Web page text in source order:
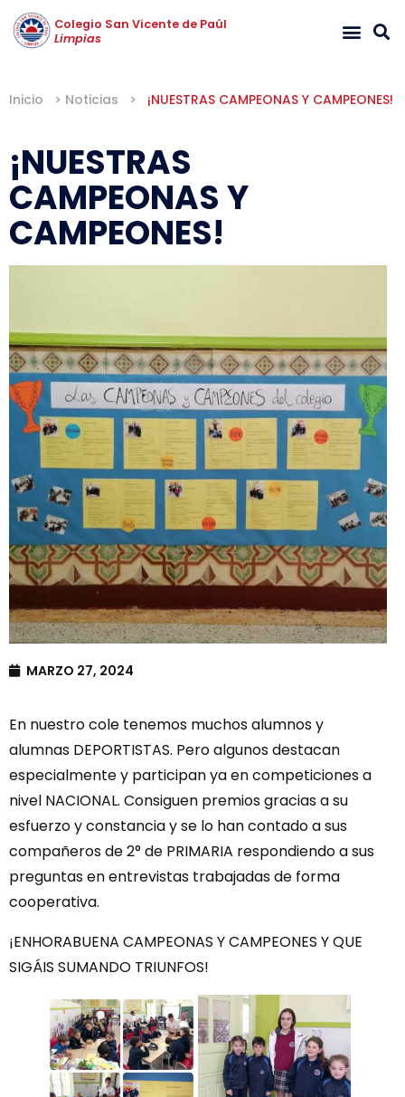
Colegio San Vicente de Paúl
Limpias
Inicio > Noticias > ¡NUESTRAS CAMPEONAS Y CAMPEONES!
¡NUESTRAS
CAMPEONAS Y
CAMPEONES!
MARZO 27, 2024
En nuestro cole tenemos muchos alumnos y
alumnas DEPORTISTAS. Pero algunos destacan
especialmente y participan ya en competiciones a
nivel NACIONAL. Consiguen premios gracias a su
esfuerzo y constancia y se lo han contado a sus
compañeros de 2° de PRIMARIA respondiendo a sus
preguntas en entrevistas trabajadas de forma
cooperativa.
¡ENHORABUENA CAMPEONAS Y CAMPEONES Y QUE
SIGÁIS SUMANDO TRIUNFOS!